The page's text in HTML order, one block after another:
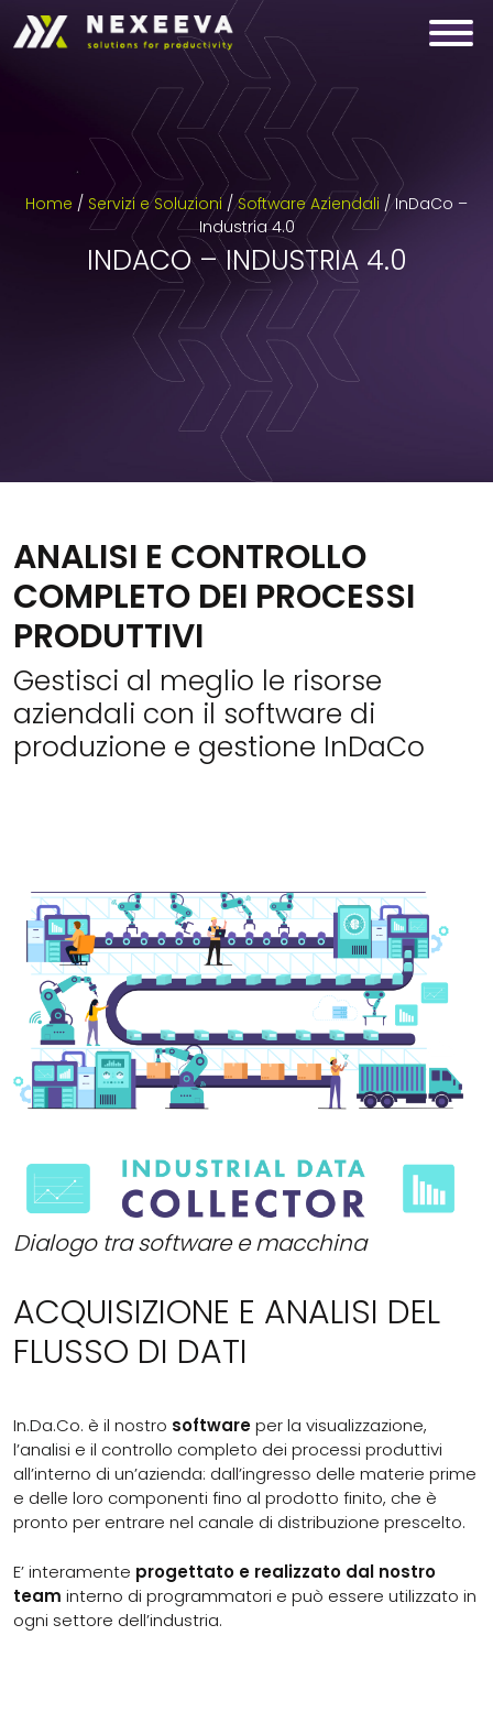
Skip
Home / Servizi e Soluzioni/Software Aziendali /InDaCo –
Industria 4.0
INDACO – INDUSTRIA 4.0
ANALISI E CONTROLLO
COMPLETO DEI PROCESSI
PRODUTTIVI
Gestisci al meglio le risorse
aziendali con il software di
produzione e gestione InDaCo
Dialogo tra software e macchina
ACQUISIZIONE E ANALISI DEL
FLUSSO DI DATI
In.Da.Co. è il nostro softwareper la visualizzazione,
l’analisi e il controllo completo dei processi produttivi
all’interno di un’azienda: dall’ingresso delle materie prime
e delle loro componenti fino al prodotto finito, che è
pronto per entrare nel canale di distribuzione prescelto.
E’ interamente progettato e realizzato dal nostro
team interno di programmatori e può essere utilizzato in
ogni settore dell’industria.